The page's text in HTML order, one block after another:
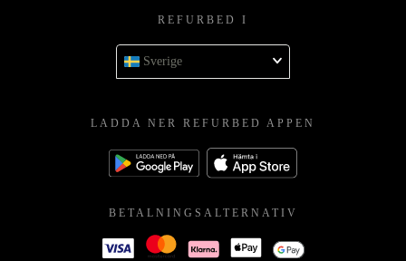
REFURBED I
Sverige
LADDA NER REFURBED APPEN
BETALNINGSALTERNATIV